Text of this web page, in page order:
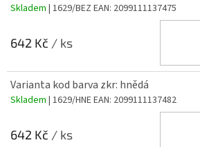
Skladem | 1629/BEZ EAN: 2099111137475
642 Kč / ks
Varianta kod barva zkr: hnědá
Skladem | 1629/HNEEAN: 2099111137482
642 Kč / ks